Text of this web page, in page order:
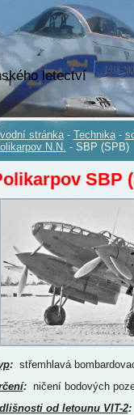
letectví
stránka - Technika -
N.N. - SBP (SPB)
SBP
:střemhlavá
:ničení bodových
od letounu VIT-2: